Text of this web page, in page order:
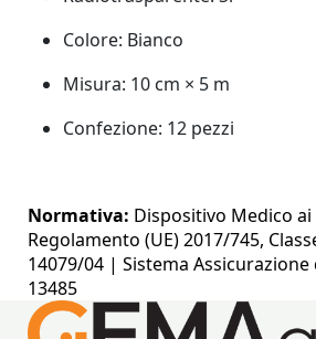
Colore: Bianco
Misura: 10 cm × 5 m
Confezione: 12 pezzi
Normativa: Dispositivo Medico ai
Regolamento (UE) 2017/745,
14079/04 | Sistema Assicurazione
13485